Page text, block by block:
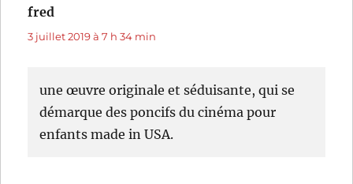
fred
3 juillet 2019 à 7 h 34 min
une œuvre originale et séduisante, qui se
démarque des poncifs du cinéma pour
enfants made in USA.